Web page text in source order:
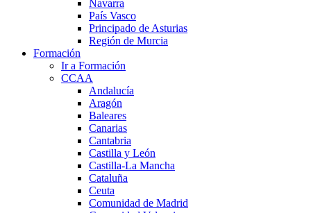
Navarra
País Vasco
Principado de Asturias
Región de Murcia
Formación
Ir a Formación
CCAA
Andalucía
Aragón
Baleares
Canarias
Cantabria
Castilla y León
Castilla-La Mancha
Cataluña
Ceuta
Comunidad de Madrid